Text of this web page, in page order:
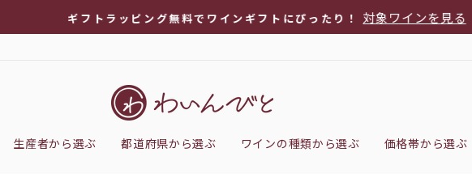
ス
ド
ョ
ギフトラッピング無料でワインギフトにぴったり！ 対象ワインを見る
生産者から選ぶ 都道府県から選ぶ ワインの種類から選ぶ 価格帯から選ぶ